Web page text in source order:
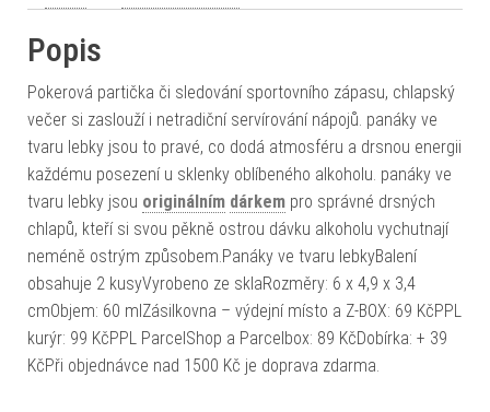
Popis
Pokerová partička či sledování sportovního zápasu, chlapský
večer si zaslouží i netradiční servírování nápojů. panáky ve
tvaru lebky jsou to pravé, co dodá atmosféru a drsnou energii
každému posezení u sklenky oblíbeného alkoholu. panáky ve
tvaru lebky jsou originálním dárkem pro správné drsných
chlapů, kteří si svou pěkně ostrou dávku alkoholu vychutnají
neméně ostrým způsobem.Panáky ve tvaru lebkyBalení
obsahuje 2 kusyVyrobeno ze sklaRozměry: 6 x 4,9 x 3,4
cmObjem: 60 mlZásilkovna – výdejní místo a Z-BOX: 69 KčPPL
kurýr: 99 KčPPL ParcelShop a Parcelbox: 89 KčDobírka: + 39
KčPři objednávce nad 1500 Kč je doprava zdarma.